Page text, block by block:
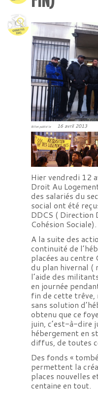
Billet publié le 16 avril 2013
Hier vendredi 12
Droit Au
des salariés du
social ont été
DDCS ( Direction
Cohésion Sociale).
A la suite des
continuité de
placées au centre
du plan hivernal (
l’aide des
en journée
fin de cette
sans solution
obtenu que ce
juin, c’est-à-dire
hébergement en
diffus, de toutes
Des fonds «
permettent la
places nouvelles
centaine en tout.